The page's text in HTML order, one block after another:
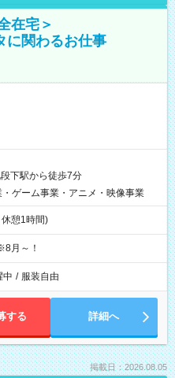
在宅＞
に関わるお仕事
下駅から徒歩7分
・ゲーム事業・アニメ・映像事業
憩1時間)
月～！
中 / 服装自由
する 詳細へ
掲載日：2026.08.05